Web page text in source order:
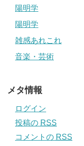
陽明学
陽明学
雑感あれこれ
音楽・芸術
メタ情報
ログイン
投稿の RSS
コメントの RSS